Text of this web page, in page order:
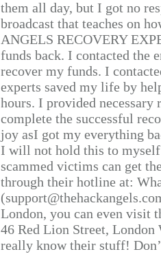
them all day, but I got no
broadcast that teaches on
ANGELS RECOVERY
funds back. I contacted the
recover my funds. I
experts saved my life by
hours. I provided
complete the successful
joy asI got my everything
I will not hold this to
scammed victims can get
through their hotline at:
London, you can even visit
46 Red Lion Street, London
really know their stuff!